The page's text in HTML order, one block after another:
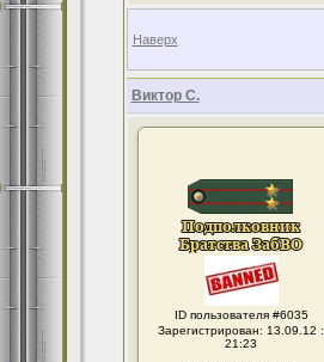
Наверх
Виктор С.
ID пользователя #6035
Зарегистрирован: 13.09.12 :
21:23